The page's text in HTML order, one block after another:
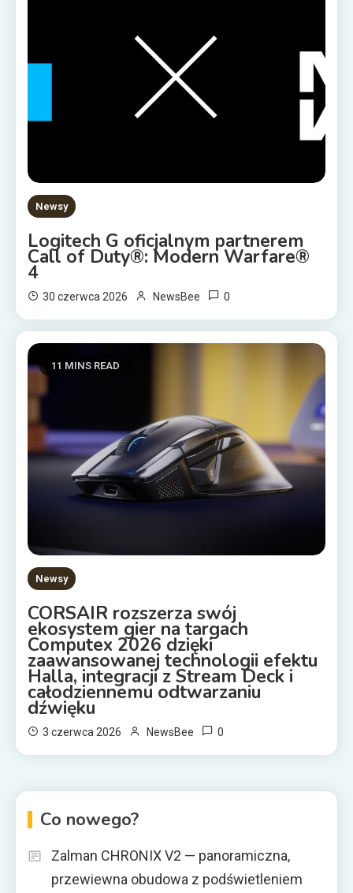
Newsy
Logitech G oficjalnym partnerem
Call of Duty®: Modern Warfare®
4
30 czerwca 2026 NewsBee 0
11 MINS READ
Newsy
CORSAIR rozszerza swój
ekosystem gier na targach
Computex 2026 dzięki
zaawansowanej technologii efektu
Halla, integracji z Stream Deck i
całodziennemu odtwarzaniu
dźwięku
3 czerwca 2026 NewsBee 0
Co nowego?
Zalman CHRONIX V2 — panoramiczna,
przewiewna obudowa z podświetleniem